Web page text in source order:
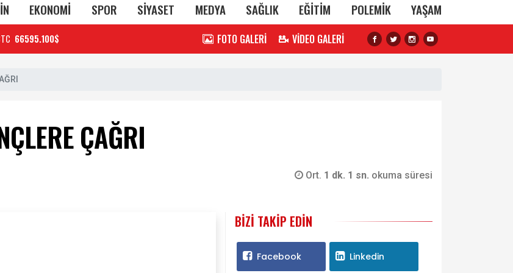
EKONOMİ SPOR SİYASET MEDYA SAĞLIK EĞİTİM POLEMİK YAŞAM
66595.100$ FOTO GALERİ VİDEO GALERİ
ÇAĞRI
Ort. 1 dk. 1 sn. okuma süresi
BIZI TAKIP EDIN
Facebook Linkedin